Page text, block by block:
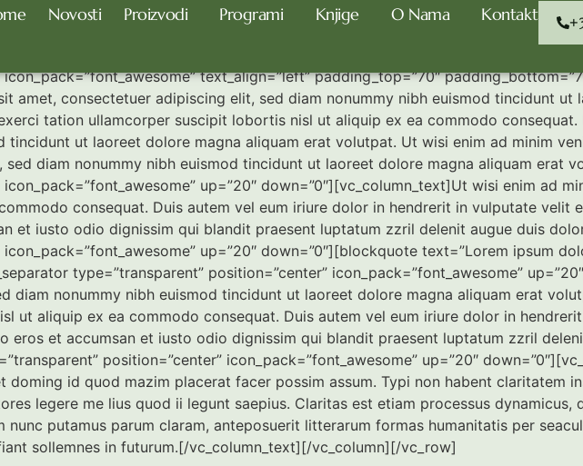
Novosti Proizvodi Programi Knjige O Nama Kontakt
Image
text_align=”left” padding_top=”70″
amet, consectetuer adipiscing elit, sed diam nonummy nibh euismod tincidunt
tation ullamcorper suscipit lobortis nisl ut aliquip ex ea commodo
tincidunt ut laoreet dolore magna aliquam erat volutpat. Ut wisi enim ad minim
diam nonummy nibh euismod tincidunt ut laoreet dolore magna aliquam erat
up=”20″ down=”0″][vc_column_text]Ut wisi enim ad
consequat. Duis autem vel eum iriure dolor in hendrerit in vulputate velit
et iusto odio dignissim qui blandit praesent luptatum zzril delenit augue duis
up=”20″ down=”0″][blockquote text=”Lorem ipsum
type=”transparent” position=”center” icon_pack=”font_awesome”
diam nonummy nibh euismod tincidunt ut laoreet dolore magna aliquam erat
ut aliquip ex ea commodo consequat. Duis autem vel eum iriure dolor in
eros et accumsan et iusto odio dignissim qui blandit praesent luptatum zzril
position=”center” icon_pack=”font_awesome” up=”20″
id quod mazim placerat facer possim assum. Typi non habent claritatem
legere me lius quod ii legunt saepius. Claritas est etiam processus
putamus parum claram, anteposuerit litterarum formas humanitatis per
sollemnes in futurum.[/vc_column_text][/vc_column][/vc_row]